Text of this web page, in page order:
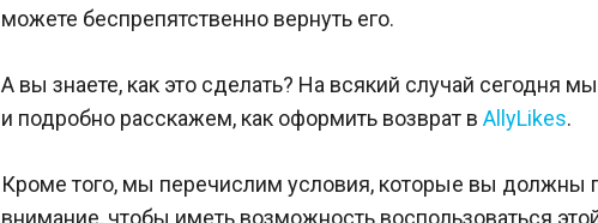
можете беспрепятственно вернуть его.
А вы знаете, как это сделать? На всякий случай сегодня
и подробно расскажем, как оформить возврат в AllyLikes.
Кроме того, мы перечислим условия, которые вы должны